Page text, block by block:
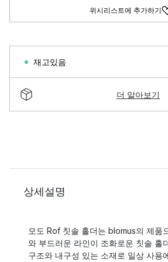
위시리스트에 추가하기
재고있음
더 알아보기
상세설명
모도 Rof 칫솔 홀더는 blomus의 제품
와 부드러운 라인이 조화로운 칫솔 홀
구조와 내구성 있는 소재로 일상 사용